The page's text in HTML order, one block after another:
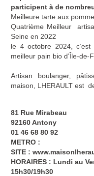
participent à de
Meilleure tarte aux
Quatrième Meilleur
Seine en 2022
le 4 octobre 2024,
meilleur pain bio d’Île-de-
Artisan boulanger,
maison, LHERAULT est
81 Rue Mirabeau
92160 Antony
01 46 68 80 92
METRO :
SITE :
HORAIRES : Lundi au
15h30/19h30